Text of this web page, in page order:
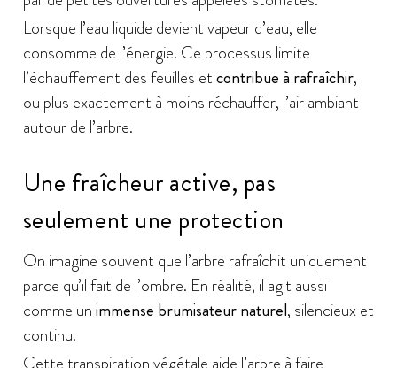
Lorsque l’eau liquide devient vapeur d’eau, elle
consomme de l’énergie. Ce processus limite
l’échauffement des feuilles etcontribue à rafraîchir,
ou plus exactement à moins réchauffer, l’air ambiant
autour de l’arbre.
Une fraîcheur active, pas
seulement une protection
On imagine souvent que l’arbre rafraîchit uniquement
parce qu’il fait de l’ombre. En réalité, il agit aussi
comme unimmense brumisateur naturel, silencieux et
continu.
Cette transpiration végétale aide l’arbre à faire